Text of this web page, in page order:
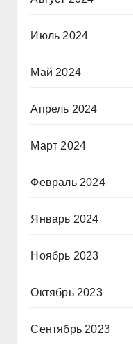
Июль 2024
Май 2024
Апрель 2024
Март 2024
Февраль 2024
Январь 2024
Ноябрь 2023
Октябрь 2023
Сентябрь 2023